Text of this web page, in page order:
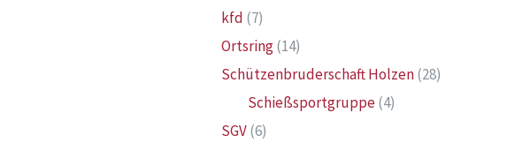
kfd (7)
Ortsring(14)
Schützenbruderschaft Holzen(28)
Schießsportgruppe(4)
SGV(6)